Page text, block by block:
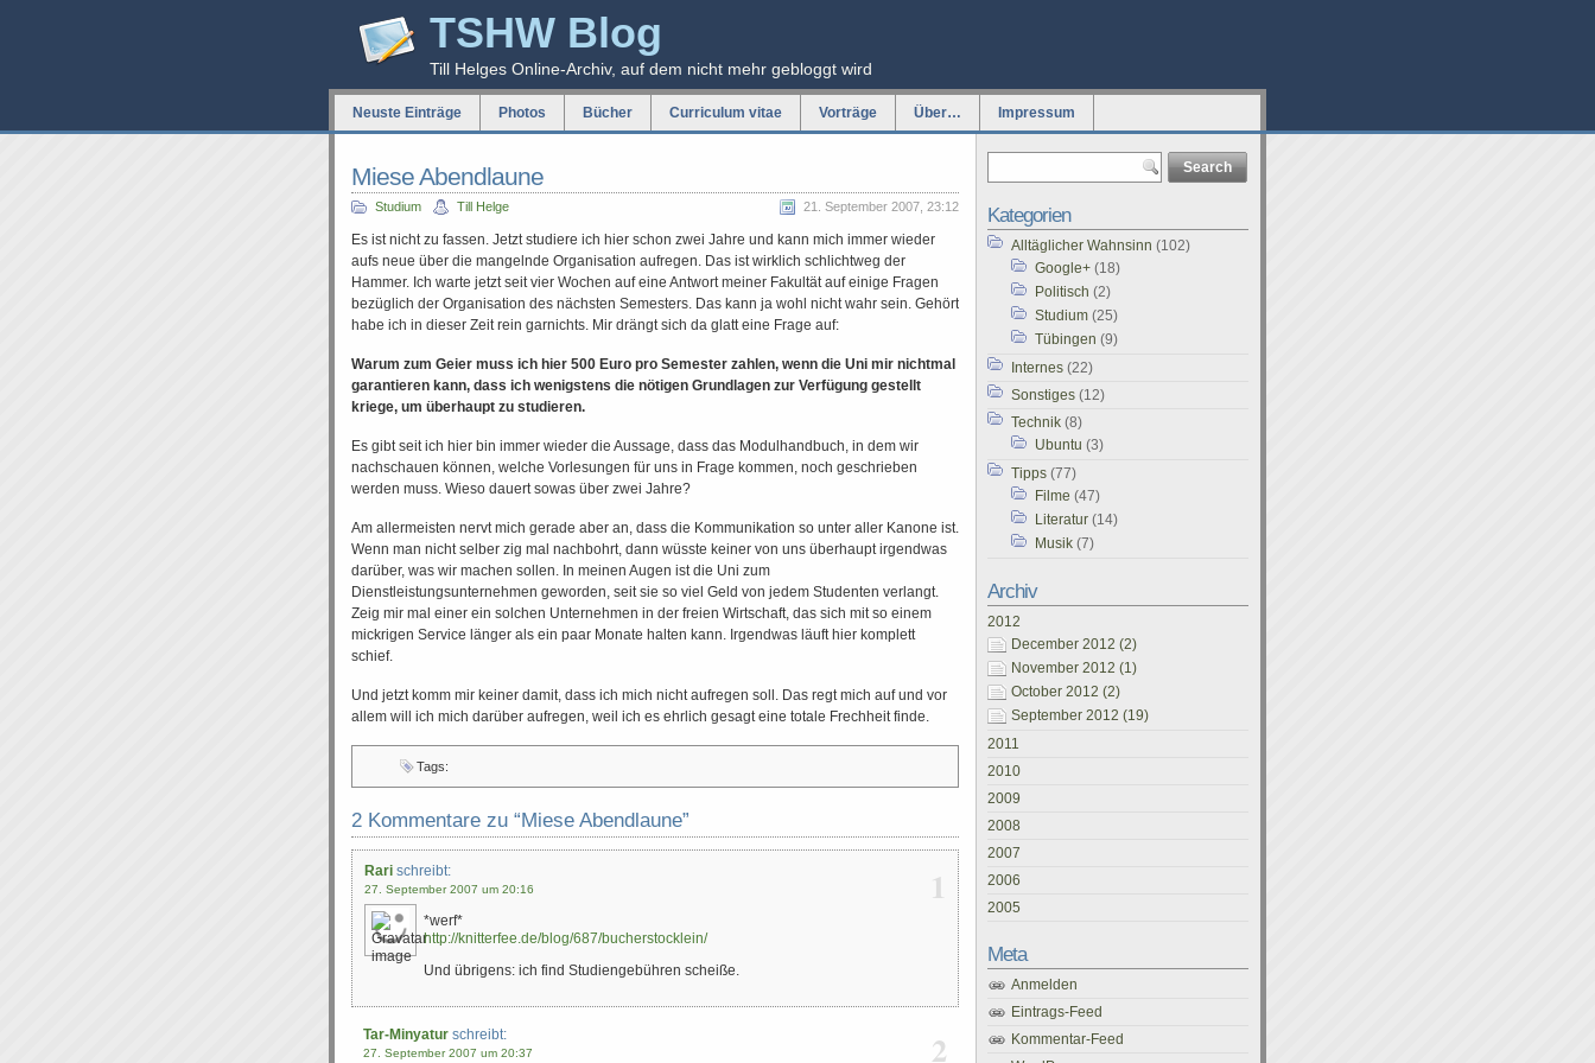
TSHW Blog
Till Helges Online-Archiv, auf dem nicht mehr gebloggt wird
Neuste Einträge Photos Bücher Curriculum vitae Vorträge Über… Impressum
Miese Abendlaune
Studium Till Helge 21. September 2007, 23:12
Es ist nicht zu fassen. Jetzt studiere ich hier schon zwei Jahre und kann mich immer wieder
aufs neue über die mangelnde Organisation aufregen. Das ist wirklich schlichtweg der
Hammer. Ich warte jetzt seit vier Wochen auf eine Antwort meiner Fakultät auf einige Fragen
bezüglich der Organisation des nächsten Semesters. Das kann ja wohl nicht wahr sein. Gehört
habe ich in dieser Zeit rein garnichts. Mir drängt sich da glatt eine Frage auf:
Warum zum Geier muss ich hier 500 Euro pro Semester zahlen, wenn die Uni mir nichtmal
garantieren kann, dass ich wenigstens die nötigen Grundlagen zur Verfügung gestellt
kriege, um überhaupt zu studieren.
Es gibt seit ich hier bin immer wieder die Aussage, dass das Modulhandbuch, in dem wir
nachschauen können, welche Vorlesungen für uns in Frage kommen, noch geschrieben
werden muss. Wieso dauert sowas über zwei Jahre?
Am allermeisten nervt mich gerade aber an, dass die Kommunikation so unter aller Kanone ist.
Wenn man nicht selber zig mal nachbohrt, dann wüsste keiner von uns überhaupt irgendwas
darüber, was wir machen sollen. In meinen Augen ist die Uni zum
Dienstleistungsunternehmen geworden, seit sie so viel Geld von jedem Studenten verlangt.
Zeig mir mal einer ein solchen Unternehmen in der freien Wirtschaft, das sich mit so einem
mickrigen Service länger als ein paar Monate halten kann. Irgendwas läuft hier komplett
schief.
Und jetzt komm mir keiner damit, dass ich mich nicht aufregen soll. Das regt mich auf und vor
allem will ich mich darüber aufregen, weil ich es ehrlich gesagt eine totale Frechheit finde.
Tags:
2 Kommentare zu “Miese Abendlaune”
1
Rari schreibt:
27. September 2007 um 20:16
*werf*
http://knitterfee.de/blog/687/bucherstocklein/
Und übrigens: ich find Studiengebühren scheiße.
2
Tar-Minyatur schreibt:
27. September 2007 um 20:37
Kategorien
Alltäglicher Wahnsinn (102)
Google+ (18)
Politisch (2)
Studium (25)
Tübingen (9)
Internes (22)
Sonstiges (12)
Technik (8)
Ubuntu (3)
Tipps (77)
Filme (47)
Literatur (14)
Musik (7)
Archiv
2012
December 2012 (2)
November 2012 (1)
October 2012 (2)
September 2012 (19)
2011
2010
2009
2008
2007
2006
2005
Meta
Anmelden
Eintrags-Feed
Kommentar-Feed